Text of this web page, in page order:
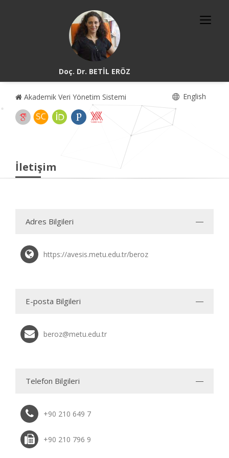
Doç. Dr. BETİL ERÖZ
Akademik Veri Yönetim Sistemi English
İletişim
Adres Bilgileri
https://avesis.metu.edu.tr/beroz
E-posta Bilgileri
beroz@metu.edu.tr
Telefon Bilgileri
+90 210 649 7
+90 210 796 9